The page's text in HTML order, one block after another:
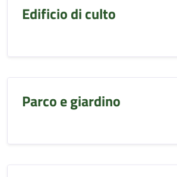
Edificio di culto
Parco e giardino